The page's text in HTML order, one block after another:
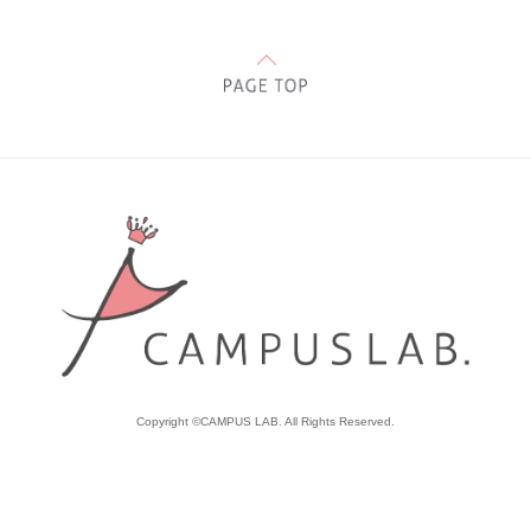
Copyright ©CAMPUS LAB. All Rights Reserved.